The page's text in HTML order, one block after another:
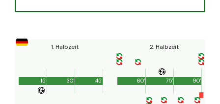
1. Halbzeit
45'
15' 30'
2. Halbzeit
90'
60' 75'